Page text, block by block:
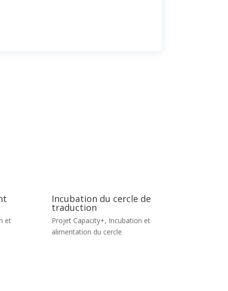
et
Incubation du cercle de
traduction
Projet Capacity+, Incubation et
alimentation du cercle